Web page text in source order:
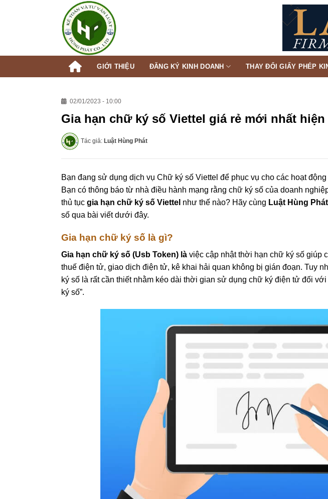
GIỚI THIỆU ĐĂNG KÝ KINH DOANH THAY ĐỔI GIẤY PHÉP
02/01/2023 - 10:00
Gia hạn chữ ký số Viettel giá rẻ mới nhất hiện
Tác giả: Luật Hùng Phát
Bạn đang sử dụng dịch vụ Chữ ký số Viettel để phục vụ cho các hoạt
Bạn có thông báo từ nhà điều hành mạng rằng chữ ký số của doanh
thủ tục gia hạn chữ ký số Viettel như thế nào? Hãy cùng Luật Hùng Phát
số qua bài viết dưới đây.
Gia hạn chữ ký số là gì?
Gia hạn chữ ký số (Usb Token) là việc cập nhật thời hạn chữ ký số giúp
thuế điện tử, giao dịch điện tử, kê khai hải quan không bị gián đoạn. Tuy
ký số là rất cần thiết nhằm kéo dài thời gian sử dụng chữ ký điện tử đối
ký số”.